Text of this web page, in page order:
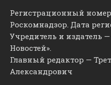
Регистрационный
Роскомнадзор. Дата
Учредитель и издатель
Новостей».
Главный редактор —
Александрович